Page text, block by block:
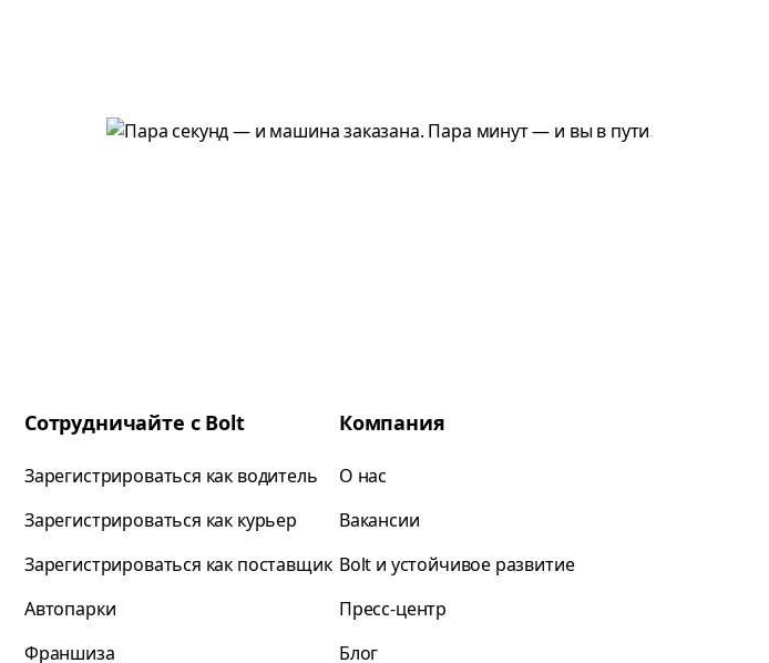
Сотрудничайте с Bolt
Зарегистрироваться как водитель
Зарегистрироваться как курьер
Зарегистрироваться как поставщик
Автопарки
Франшиза
Компания
О нас
Вакансии
Bolt и устойчивое развитие
Пресс-центр
Блог